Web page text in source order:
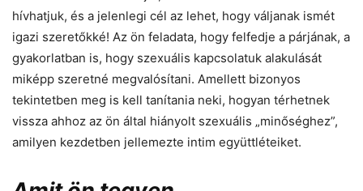
hívhatjuk, és a jelenlegi cél az lehet, hogy váljanak ismét
igazi szeretőkké! Az ön feladata, hogy felfedje a párjának, a
gyakorlatban is, hogy szexuális kapcsolatuk alakulását
miképp szeretné megvalósítani. Amellett bizonyos
tekintetben meg is kell tanítania neki, hogyan térhetnek
vissza ahhoz az ön által hiányolt szexuális „minőséghez”,
amilyen kezdetben jellemezte intim együttléteiket.